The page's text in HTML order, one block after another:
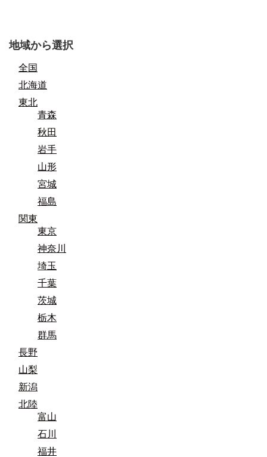
地域から選択
全国
北海道
東北
青森
秋田
岩手
山形
宮城
福島
関東
東京
神奈川
埼玉
千葉
茨城
栃木
群馬
長野
山梨
新潟
北陸
富山
石川
福井